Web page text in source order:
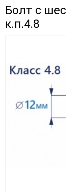
Болт с
к.п.4.8